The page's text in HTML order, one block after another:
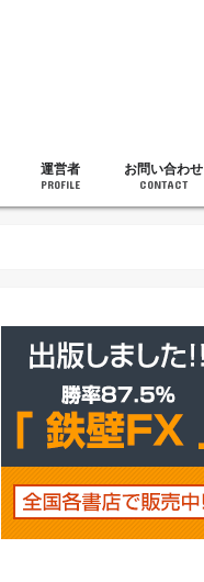
運営者
PROFILE
お問い合わせ
CONTACT